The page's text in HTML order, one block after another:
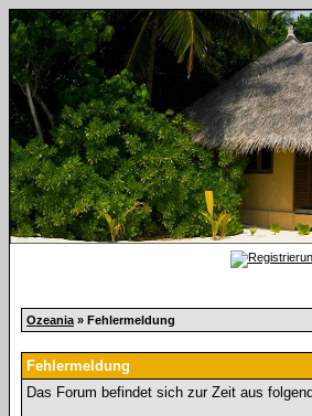
Ozeania » Fehlermeldung
Fehlermeldung
Das Forum befindet sich zur Zeit aus